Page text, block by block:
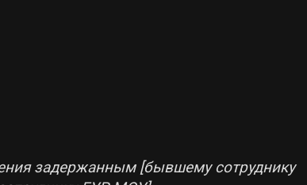
задержанным [бывшему сотруднику